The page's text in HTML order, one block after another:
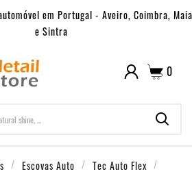
em Portugal - Aveiro, Coimbra, Maia
e Sintra
0
Escovas Auto
Tec Auto Flex